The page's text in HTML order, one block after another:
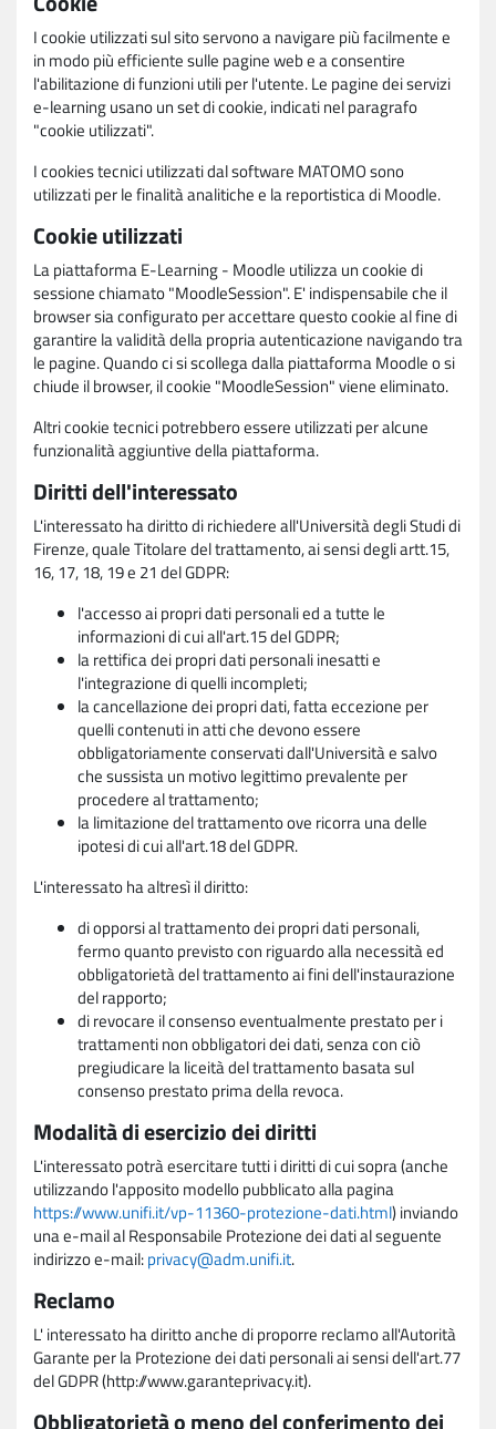
I cookie utilizzati sul sito servono a navigare più facilmente e
in modo più efficiente sulle pagine web e a consentire
l'abilitazione di funzioni utili per l'utente. Le pagine dei servizi
e-learning usano un set di cookie, indicati nel paragrafo
"cookie utilizzati".
I cookies tecnici utilizzati dal software MATOMO sono
utilizzati per le finalità analitiche e la reportistica di Moodle.
Cookie utilizzati
La piattaforma E-Learning - Moodle utilizza un cookie di
sessione chiamato "MoodleSession". E' indispensabile che il
browser sia configurato per accettare questo cookie al fine di
garantire la validità della propria autenticazione navigando tra
le pagine. Quando ci si scollega dalla piattaforma Moodle o si
chiude il browser, il cookie "MoodleSession" viene eliminato.
Altri cookie tecnici potrebbero essere utilizzati per alcune
funzionalità aggiuntive della piattaforma.
Diritti dell'interessato
L'interessato ha diritto di richiedere all'Università degli Studi di
Firenze, quale Titolare del trattamento, ai sensi degli artt.15,
16, 17, 18, 19 e 21 del GDPR:
l'accesso ai propri dati personali ed a tutte le
informazioni di cui all'art.15 del GDPR;
la rettifica dei propri dati personali inesatti e
l'integrazione di quelli incompleti;
la cancellazione dei propri dati, fatta eccezione per
quelli contenuti in atti che devono essere
obbligatoriamente conservati dall'Università e salvo
che sussista un motivo legittimo prevalente per
procedere al trattamento;
la limitazione del trattamento ove ricorra una delle
ipotesi di cui all'art.18 del GDPR.
L'interessato ha altresì il diritto:
di opporsi al trattamento dei propri dati personali,
fermo quanto previsto con riguardo alla necessità ed
obbligatorietà del trattamento ai fini dell'instaurazione
del rapporto;
di revocare il consenso eventualmente prestato per i
trattamenti non obbligatori dei dati, senza con ciò
pregiudicare la liceità del trattamento basata sul
consenso prestato prima della revoca.
Modalità di esercizio dei diritti
L'interessato potrà esercitare tutti i diritti di cui sopra (anche
utilizzando l'apposito modello pubblicato alla pagina
https://www.unifi.it/vp-11360-protezione-dati.html) inviando
una e-mail al Responsabile Protezione dei dati al seguente
indirizzo e-mail:privacy@adm.unifi.it.
Reclamo
L' interessato ha diritto anche di proporre reclamo all'Autorità
Garante per la Protezione dei dati personali ai sensi dell'art.77
del GDPR (http://www.garanteprivacy.it).
Obbligatorietà o meno del conferimento dei